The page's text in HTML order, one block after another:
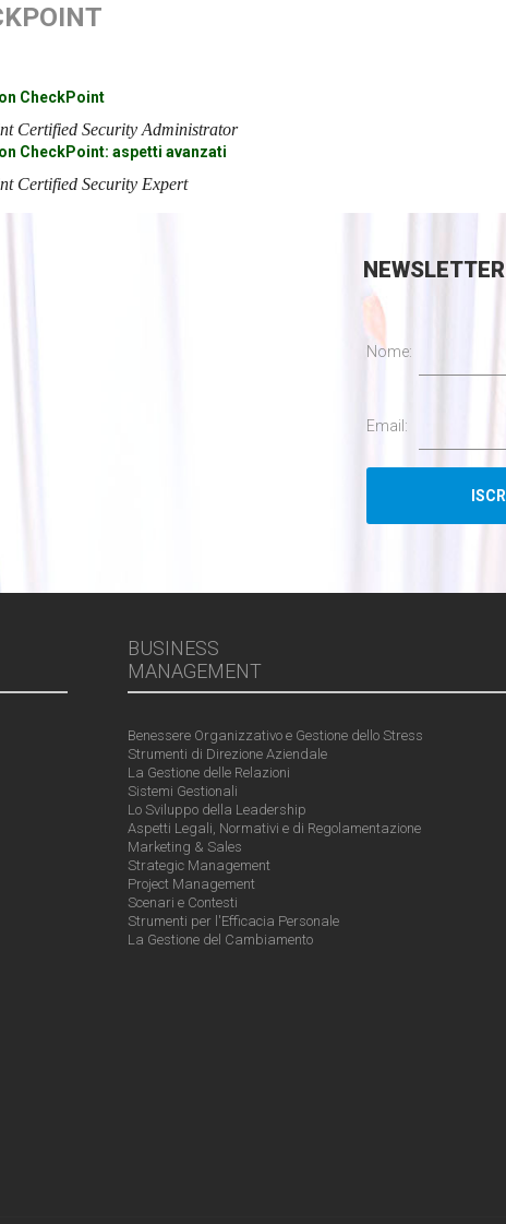
CheckPoint
Certified Security Administrator
CheckPoint: aspetti avanzati
Certified Security Expert
NEWSLETTER
Nome:
Email:
BUSINESS
MANAGEMENT
Benessere Organizzativo e Gestione dello Stress
Strumenti di Direzione Aziendale
La Gestione delle Relazioni
Sistemi Gestionali
Lo Sviluppo della Leadership
Aspetti Legali, Normativi e di Regolamentazione
Marketing & Sales
Strategic Management
Project Management
Scenari e Contesti
Strumenti per l'Efficacia Personale
La Gestione del Cambiamento